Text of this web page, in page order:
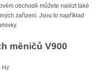
obchodě můžete nalézt také
zařízení. Jsou to například
měničů V900
Hz